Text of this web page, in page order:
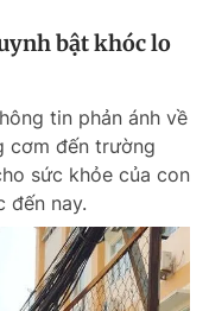
bật khóc lo
tin phản ánh về
cơm đến trường
sức khỏe của con
đến nay.